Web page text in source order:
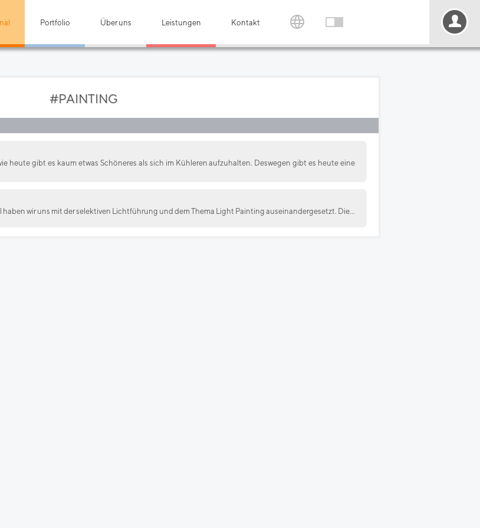
Portfolio Über uns Leistungen Kontakt
#PAINTING
heute gibt es kaum etwas Schöneres als sich im Kühleren aufzuhalten. Deswegen gibt es heute eine
wir uns mit der selektiven Lichtführung und dem Thema Light Painting auseinandergesetzt. Die...